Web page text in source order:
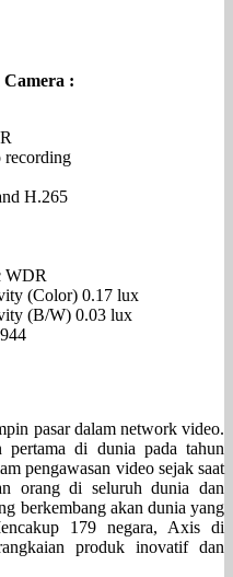
:
H.265
WDR
(Color) 0.17 lux
(B/W) 0.03 lux
pasar dalam network video.
pertama di dunia pada tahun
pengawasan video sejak saat
orang di seluruh dunia dan
berkembang akan dunia yang
179 negara, Axis di
produk inovatif dan